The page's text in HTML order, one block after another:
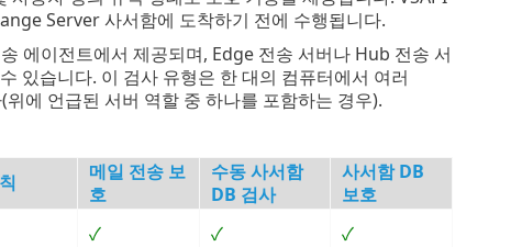
Server 사서함에 도착하기 전에 수행됩니다.
에이전트에서 제공되며, Edge 전송 서버나 Hub 전송 서
있습니다. 이 검사 유형은 한 대의 컴퓨터에서 여러
에 언급된 서버 역할 중 하나를 포함하는 경우).
메일 전송 보
호
수동 사서함
DB 검사
사서함 DB
보호
✓ ✓
✓